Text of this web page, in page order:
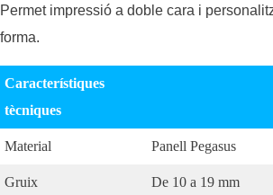
Permet impressió a doble cara i
forma.
Característiques
tècniques
Material Panell Pegasus
Gruix De 10 a 19 mm